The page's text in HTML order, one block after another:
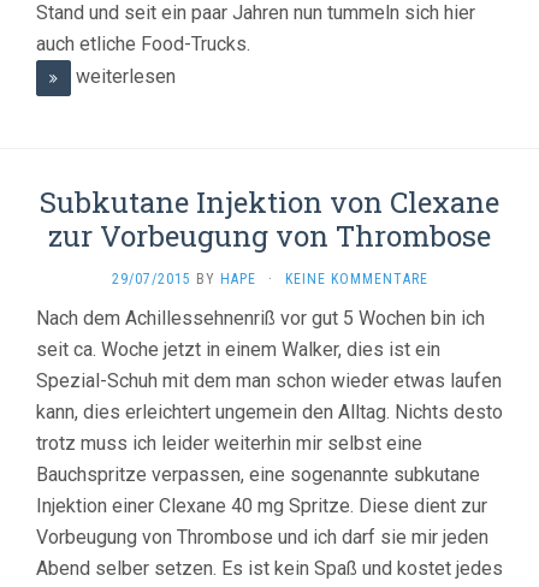
Stand und seit ein paar Jahren nun tummeln sich hier
auch etliche Food-Trucks.
weiterlesen
Subkutane Injektion von Clexane
zur Vorbeugung von Thrombose
29/07/2015 BY HAPE · KEINE KOMMENTARE
Nach dem Achillessehnenriß vor gut 5 Wochen bin ich
seit ca. Woche jetzt in einem Walker, dies ist ein
Spezial-Schuh mit dem man schon wieder etwas laufen
kann, dies erleichtert ungemein den Alltag. Nichts desto
trotz muss ich leider weiterhin mir selbst eine
Bauchspritze verpassen, eine sogenannte subkutane
Injektion einer Clexane 40 mg Spritze. Diese dient zur
Vorbeugung von Thrombose und ich darf sie mir jeden
Abend selber setzen. Es ist kein Spaß und kostet jedes